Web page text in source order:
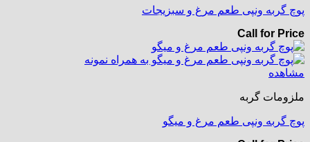
پوچ گربه ونپی طعم مرغ و سبزیجات
Call for Price
مشاهده
ملزومات گربه
پوچ گربه ونپی طعم مرغ و میگو